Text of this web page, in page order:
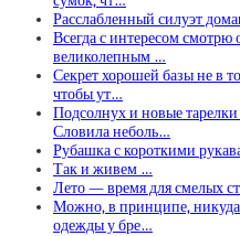
Расслабленный силуэт
Всегда с интересом
великолепным …
Секрет хорошей базы не в
чтобы ут…
Подсолнух и новые
Словила неболь…
Рубашка с короткими
Так и живем …
Лето — время для смелых
Можно, в принципе,
одежды у бре…